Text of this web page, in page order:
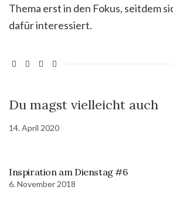
Thema erst in den Fokus, seitdem
dafür interessiert.
Du magst vielleicht auch
14. April 2020
Inspiration am Dienstag #6
6. November 2018